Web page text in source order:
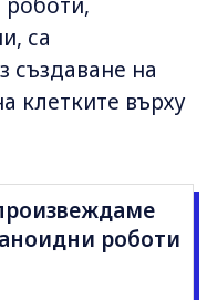
роботи,
са
създаване на
клетките върху
роботи